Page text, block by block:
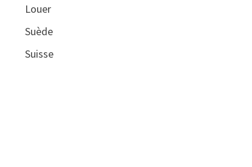
Louer
Suède
Suisse